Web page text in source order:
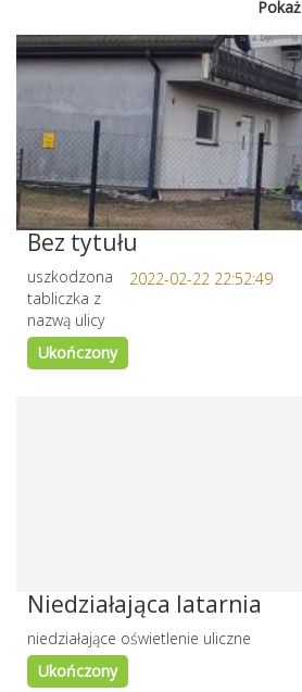
Pokaż
Bez tytułu
2022-02-22 22:52:49
uszkodzona
tabliczka z
nazwą ulicy
Ukończony
Niedziałająca latarnia
niedziałające oświetlenie uliczne
Ukończony